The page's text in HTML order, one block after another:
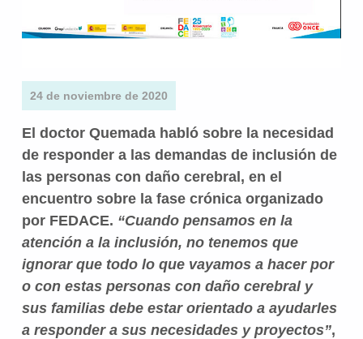
24 de noviembre de 2020
El doctor Quemada habló sobre la necesidad
de responder a las demandas de inclusión de
las personas con daño cerebral, en el
encuentro sobre la fase crónica organizado
por FEDACE. “Cuando pensamos en la
atención a la inclusión, no tenemos que
ignorar que todo lo que vayamos a hacer por
o con estas personas con daño cerebral y
sus familias debe estar orientado a ayudarles
a responder a sus necesidades y proyectos”,